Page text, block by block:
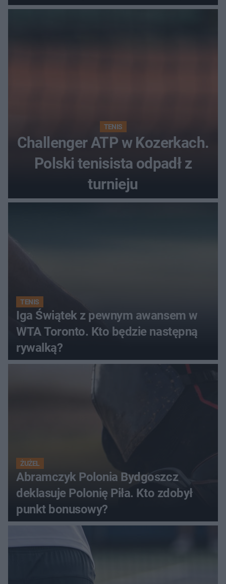
najwięcej punktów?
TENIS
Challenger ATP w Kozerkach.
Polski tenisista odpadł z
turnieju
TENIS
Iga Świątek z pewnym awansem w
WTA Toronto. Kto będzie następną
rywalką?
ŻUŻEL
Abramczyk Polonia Bydgoszcz
deklasuje Polonię Piła. Kto zdobył
punkt bonusowy?